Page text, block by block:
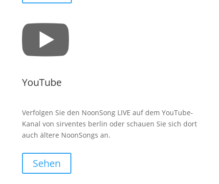

YouTube
Verfolgen Sie den NoonSong LIVE auf dem YouTube-
Kanal von sirventes berlin oder schauen Sie sich dort
auch ältere NoonSongs an.
Sehen